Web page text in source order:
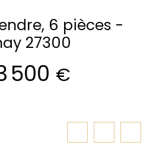
6 pièces -
27300
500 €